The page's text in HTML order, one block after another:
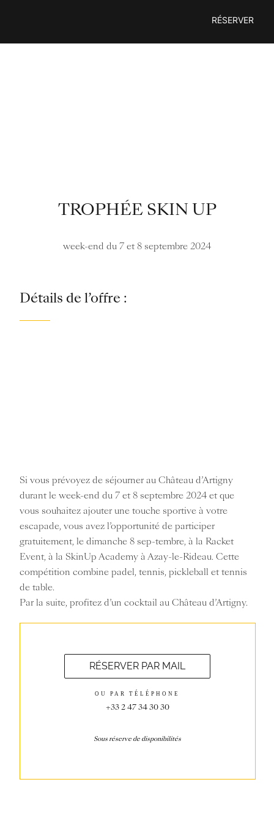
RÉSERVER
TROPHÉE SKIN UP
week-end du 7 et 8 septembre 2024
Détails de l’offre :
Si vous prévoyez de séjourner au Château d’Artigny
durant le week-end du 7 et 8 septembre 2024 et que
vous souhaitez ajouter une touche sportive à votre
escapade, vous avez l’opportunité de participer
gratuitement, le dimanche 8 sep-tembre, à la Racket
Event, à la SkinUp Academy à Azay-le-Rideau. Cette
compétition combine padel, tennis, pickleball et tennis
de table.
Par la suite, profitez d’un cocktail au Château d’Artigny.
RÉSERVER PAR MAIL
OU PAR TÉLÉPHONE
+33 2 47 34 30 30
Sous réserve de disponibilités